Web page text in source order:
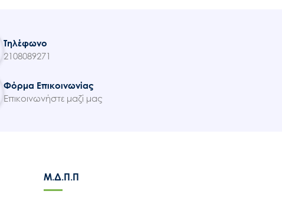
Τηλέφωνο
2108089271
Φόρμα Επικοινωνίας
Επικοινωνήστε μαζί μας
Μ.Δ.Π.Π